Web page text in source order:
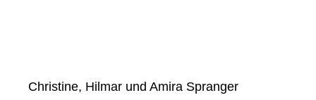
Christine, Hilmar und Amira Spranger